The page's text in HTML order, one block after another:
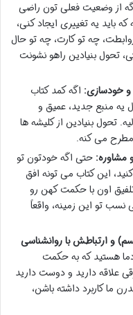
از وضعیت فعلی تون راضی
باید یه تغییری ایجاد کنی،
چه تو کارت، چه تو حال
تحول بنیادین راهو نشونت
و خودسازی: اگه کمد کتاب
یه منبع جدید، عمیق و
تحول بنیادین از کلیشه ها
می کنه.
مشاوره: حتی اگه خودتون تو
این کتاب می تونه افق
اون با حکمت کهن رو
تو این زمینه، واقعاً
و ارتباطش با روانشناسی
هستید که به حکمت
علاقه دارید و دوست دارید
ما کاربرد داشته باشن،